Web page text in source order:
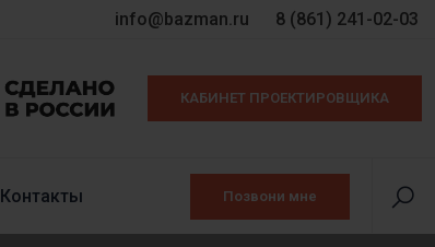
info@bazman.ru 8 (861) 241-02-03
КАБИНЕТ ПРОЕКТИРОВЩИКА
Контакты Позвони мне